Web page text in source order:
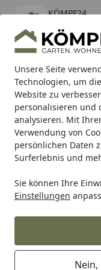
Unsere Seite
Technologien, um
Website zu
personalisieren und
analysieren. Mit
Verwendung von
persönlichen Daten
Surferlebnis und
Sie können Ihre
Einstellungen
KÖMPF24
kostenlos - Im
Alle Produkte
Mein Konto
Suchen
Karibu Pools
Starterset
Startseite
Zaun
T&J